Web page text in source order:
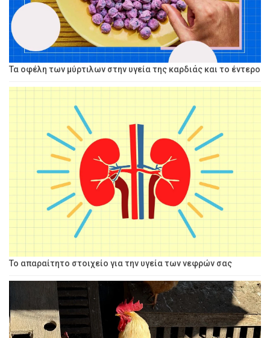
Τα οφέλη των μύρτιλων στην υγεία της καρδιάς και το έντερο
Το απαραίτητο στοιχείο για την υγεία των νεφρών σας